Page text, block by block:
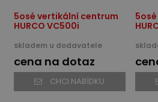
5osé vertikální centrum
HURCO VC500i
skladem u dodavatele
cena na dotaz
CHCI NABÍDKU